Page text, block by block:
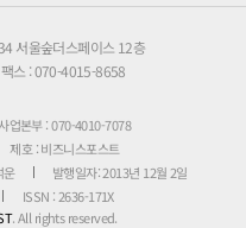
서울숲더스페이스 12층
팩스 : 070-4015-8658
사업본부 : 070-4010-7078
제호 : 비즈니스포스트
운
발행일자: 2013년 12월 2일
ISSN : 2636-171X
. All rights reserved.